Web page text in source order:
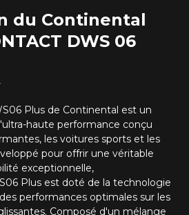
du Continental
DWS 06
Plus de Continental est un
haute performance conçu
les voitures sports et les
pour offrir une véritable
exceptionnelle,
Plus est doté de la technologie
performances optimales sur les
Composé d'un mélange